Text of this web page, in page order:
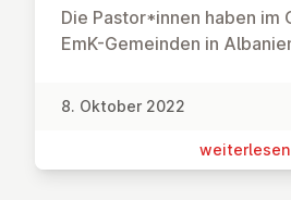
Die Pastor*innen haben im
EmK-Gemeinden in
8. Oktober 2022
wei­ter­le­sen